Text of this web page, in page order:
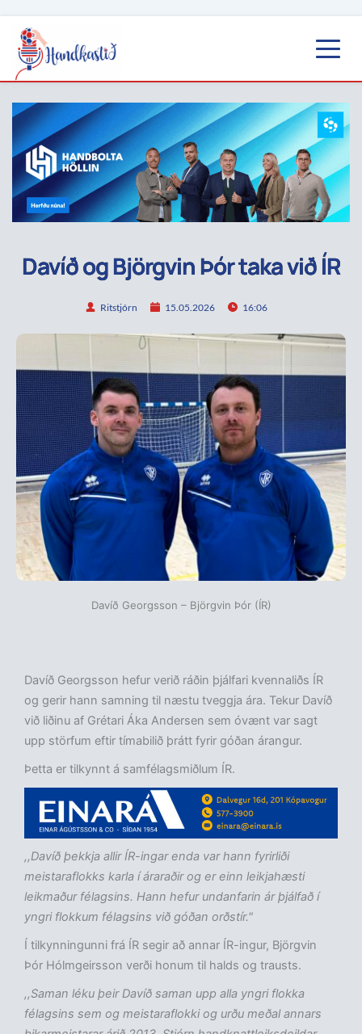
Davíð og Björgvin Þór taka við ÍR
Ritstjórn 15.05.2026 16:06
Davíð Georgsson – Björgvin Þór (ÍR)
Davíð Georgsson hefur verið ráðin þjálfari kvennaliðs ÍR
og gerir hann samning til næstu tveggja ára. Tekur Davíð
við liðinu af Grétari Áka Andersen sem óvænt var sagt
upp störfum eftir tímabilið þrátt fyrir góðan árangur.
Þetta er tilkynnt á samfélagsmiðlum ÍR.
,,Davíð þekkja allir ÍR-ingar enda var hann fyrirliði
meistaraflokks karla í áraraðir og er einn leikjahæsti
leikmaður félagsins. Hann hefur undanfarin ár þjálfað í
yngri flokkum félagsins við góðan orðstír."
Í tilkynningunni frá ÍR segir að annar ÍR-ingur, Björgvin
Þór Hólmgeirsson verði honum til halds og trausts.
,,Saman léku þeir Davíð saman upp alla yngri flokka
félagsins sem og meistaraflokki og urðu meðal annars